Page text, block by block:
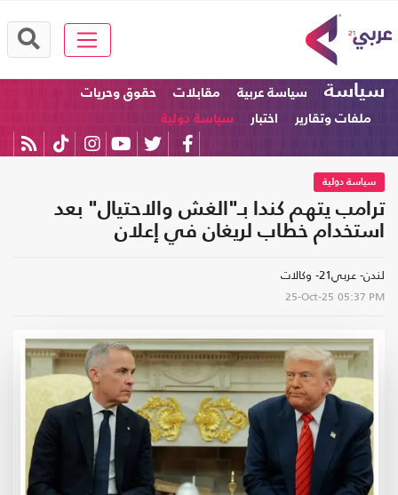
سياسة سياسة عربية مقابلات
حقوق وحريات
ملفات وتقارير
اختبار سياسة دولية
سياسة دولية
ترامب يتهم كندا بـ"الغش والاحتيال" بعد
استخدام خطاب لريغان في إعلان
لندن- عربي21- وكالات
25-Oct-25 05:37 PM